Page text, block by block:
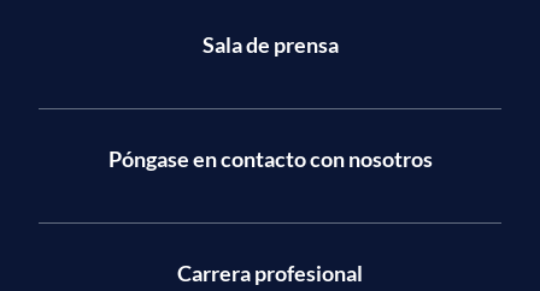
Sala de prensa
Póngase en contacto con nosotros
Carrera profesional